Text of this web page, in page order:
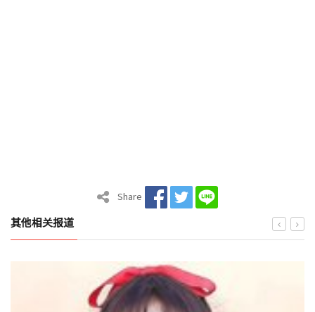
Share
其他相关报道